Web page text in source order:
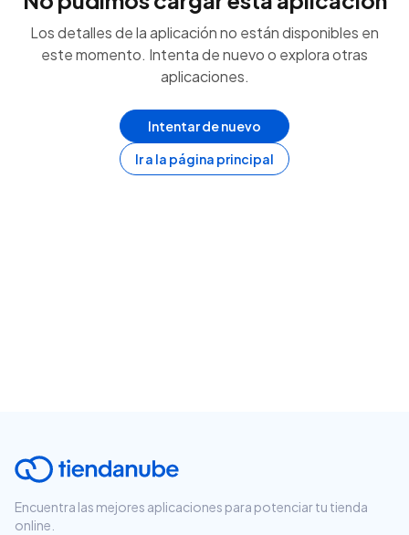
Los detalles de la aplicación no están disponibles en
este momento. Intenta de nuevo o explora otras
aplicaciones.
Intentar de nuevo
Ir a la página principal
Encuentra las mejores aplicaciones para potenciar tu tienda
online.